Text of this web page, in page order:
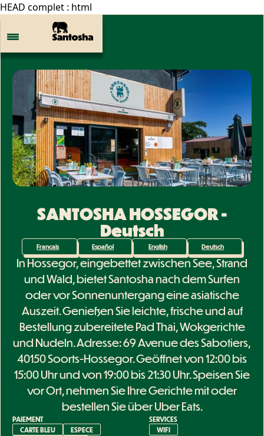
HEAD complet : html
SANTOSHA HOSSEGOR -
Deutsch
Francais Español English Deutsch
In Hossegor, eingebettet zwischen See, Strand
und Wald, bietet Santosha nach dem Surfen
oder vor Sonnenuntergang eine asiatische
Auszeit. Genießen Sie leichte, frische und auf
Bestellung zubereitete Pad Thai, Wokgerichte
und Nudeln. Adresse: 69 Avenue des Sabotiers,
40150 Soorts-Hossegor. Geöffnet von 12:00 bis
15:00 Uhr und von 19:00 bis 21:30 Uhr. Speisen Sie
vor Ort, nehmen Sie Ihre Gerichte mit oder
bestellen Sie über Uber Eats.
PAIEMENT
CARTE BLEU
ESPECE
SERVICES
WIFI